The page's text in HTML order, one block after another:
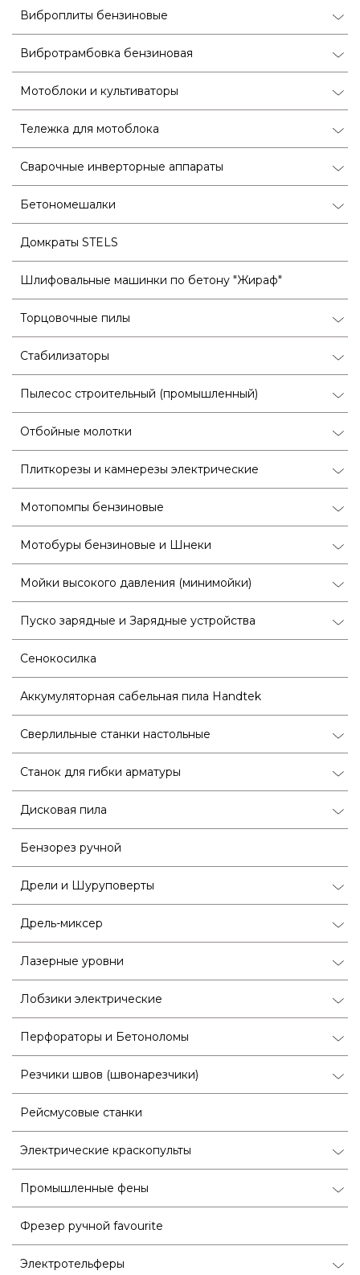
Виброплиты бензиновые
Вибротрамбовка бензиновая
Мотоблоки и культиваторы
Тележка для мотоблока
Сварочные инверторные аппараты
Бетономешалки
Домкраты STELS
Шлифовальные машинки по бетону "Жираф"
Торцовочные пилы
Стабилизаторы
Пылесос строительный (промышленный)
Отбойные молотки
Плиткорезы и камнерезы электрические
Мотопомпы бензиновые
Мотобуры бензиновые и Шнеки
Мойки высокого давления (минимойки)
Пуско зарядные и Зарядные устройства
Сенокосилка
Аккумуляторная сабельная пила Handtek
Сверлильные станки настольные
Станок для гибки арматуры
Дисковая пила
Бензорез ручной
Дрели и Шуруповерты
Дрель-миксер
Лазерные уровни
Лобзики электрические
Перфораторы и Бетоноломы
Резчики швов (швонарезчики)
Рейсмусовые станки
Электрические краскопульты
Промышленные фены
Фрезер ручной favourite
Электротельферы